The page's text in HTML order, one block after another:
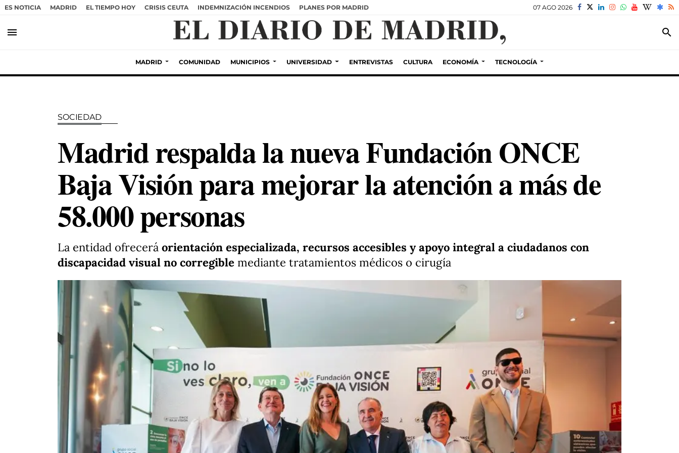
ES NOTICIA MADRID EL TIEMPO HOY CRISIS CEUTA INDEMNIZACIÓN INCENDIOS PLANES POR MADRID 07 AGO 2026
menu search
MADRID COMUNIDAD MUNICIPIOS UNIVERSIDAD ENTREVISTAS CULTURA ECONOMÍA TECNOLOGÍA
SOCIEDAD
Madrid respalda la nueva Fundación ONCE
Baja Visión para mejorar la atención a más de
58.000 personas
La entidad ofrecerá orientación especializada, recursos accesibles y apoyo integral a ciudadanos con
discapacidad visual no corregible mediante tratamientos médicos o cirugía